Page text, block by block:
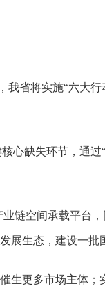
我省将实施“六大
缺失环节，通过
链空间承载平台，
展生态，建设一批
更多市场主体；